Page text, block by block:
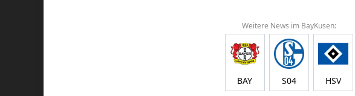
Weitere News im BayKusen:
BAY S04 HSV